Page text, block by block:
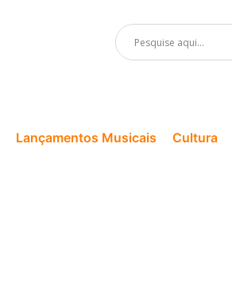
Lançamentos Musicais Cultura